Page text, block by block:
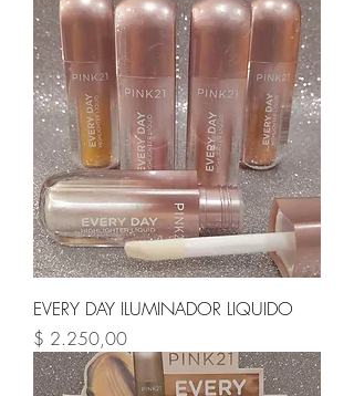
EVERY DAY ILUMINADOR LIQUIDO
Precio
$ 2.250,00